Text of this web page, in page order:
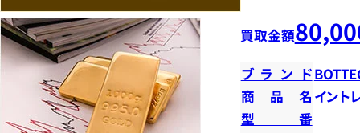
買取金額
ブランド
商品名 イント
型番